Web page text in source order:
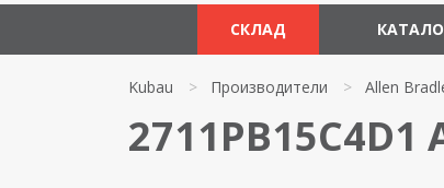
СКЛАД
Kubau > Производители > Allen